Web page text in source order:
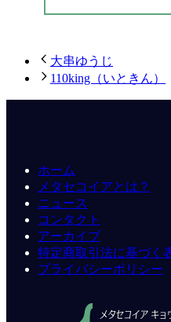
大串ゆうじ
110king（いときん）
ホーム
メタセコイアとは？
ニュース
コンタクト
アーカイブ
特定商取引法に基づく
プライバシーポリシー